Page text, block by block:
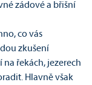
zádové a břišní
co vás
zkušení
na řekách, jezerech
Hlavně však